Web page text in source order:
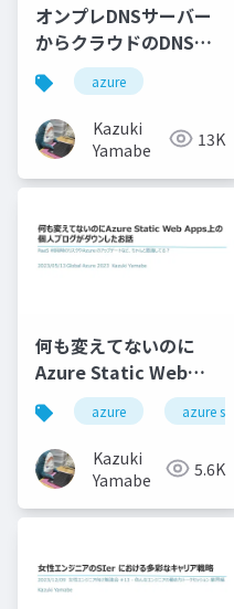
オンプレDNSサーバー
からクラウドのDNSサ
ービスへAzureのDNS
サービスをうまく活用
しよう
azure
Kazuki
Yamabe
13K
何も変えてないのに
Azure Static Web
Apps上の個人ブログが
ダウンしたお話
azure azure
Kazuki
Yamabe
5.6K